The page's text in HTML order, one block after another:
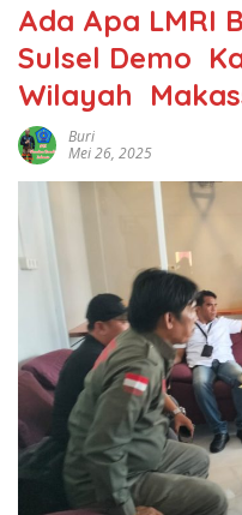
Ada Apa LMRI
Sulsel Demo
Wilayah
Buri
Mei 26, 2025